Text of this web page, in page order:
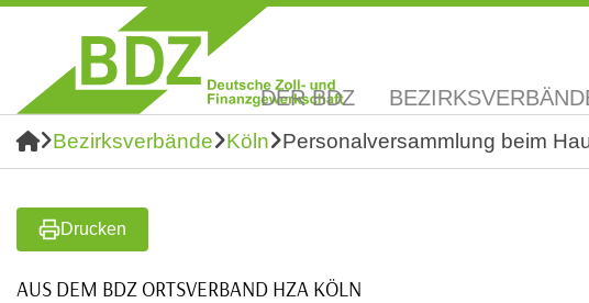
DER BDZ
Bezirksverbände Köln Personalversammlung beim
Drucken
AUS DEM BDZ ORTSVERBAND HZA KÖLN